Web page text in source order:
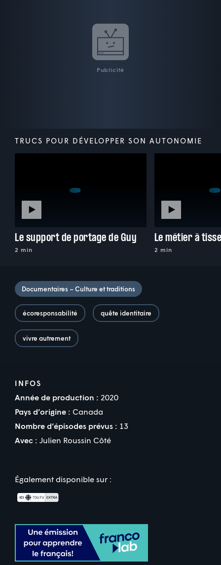
Publicité
TRUCS POUR DÉVELOPPER SON AUTONOMIE
Le support de portage de Guy
2 min
Le métier à
2 min
Documentaires – Culture et traditions
écoresponsabilité quête identitaire
vivre autrement
INFOS
Année de production : 2020
Pays d’origine : Canada
Nombre d’épisodes prévus : 13
Avec : Julien Roussin Côté
Également disponible sur :